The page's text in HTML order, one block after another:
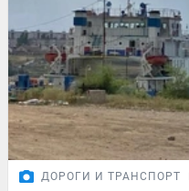
ДОРОГИ И ТРАНСПОРТ